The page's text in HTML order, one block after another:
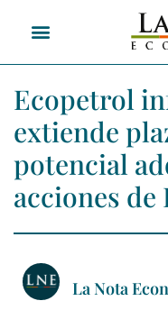
Ecopetrol
extiende
potencial
acciones de
La Nota